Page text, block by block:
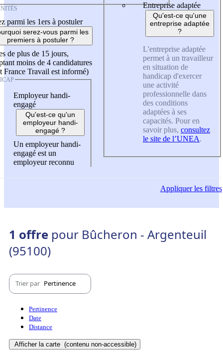
parmi les 1ers à postuler
serez-vous parmi les
premiers à postuler ?
de plus de 15 jours,
moins de 4 candidatures
France Travail est informé)
Employeur handi-
engagé
Qu'est-ce qu'un
employeur handi-
engagé ?
Un employeur handi-
engagé est un
employeur reconnu
Entreprise adaptée
Qu'est-ce qu'une
entreprise adaptée
?
L'entreprise adaptée
permet à un travailleur
en situation de
handicap d'exercer
une activité
professionnelle dans
des conditions
adaptées à ses
capacités. Pour en
savoir plus, consultez
le site de l’UNEA.
Appliquerles filtres
1 offre pour Bûcheron - Argenteuil
(95100)
Trier par Pertinence
Pertinence
Date
Distance
Afficher la carte (contenu non-accessible)